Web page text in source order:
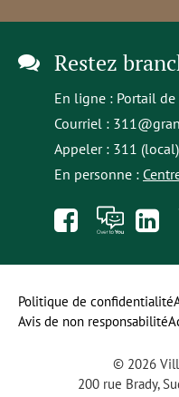
Restez
En ligne : Portail
Courriel :
Appeler : 311
En personne :
Like
us
on
Facebook
À
toi
la a
© 2026
200 rue Brady,
Politique de confidentialité
Avis de non responsabilité